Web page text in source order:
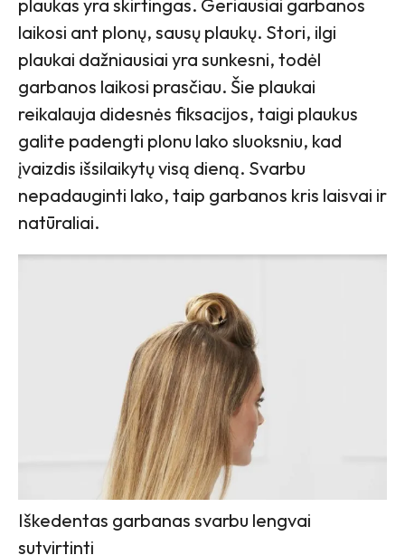
plaukas yra skirtingas. Geriausiai garbanos
laikosi ant plonų, sausų plaukų. Stori, ilgi
plaukai dažniausiai yra sunkesni, todėl
garbanos laikosi prasčiau. Šie plaukai
reikalauja didesnės fiksacijos, taigi plaukus
galite padengti plonu lako sluoksniu, kad
įvaizdis išsilaikytų visą dieną. Svarbu
nepadauginti lako, taip garbanos kris laisvai ir
natūraliai.
Iškedentas garbanas svarbu lengvai
sutvirtinti